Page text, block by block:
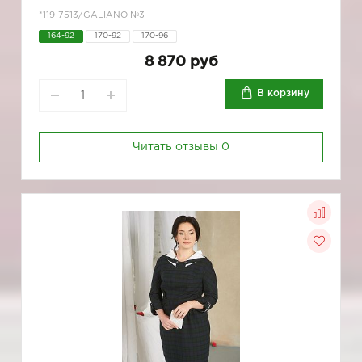
*119-7513/GALIANO №3
164-92 170-92 170-96
8 870 руб
В корзину
Читать отзывы 0